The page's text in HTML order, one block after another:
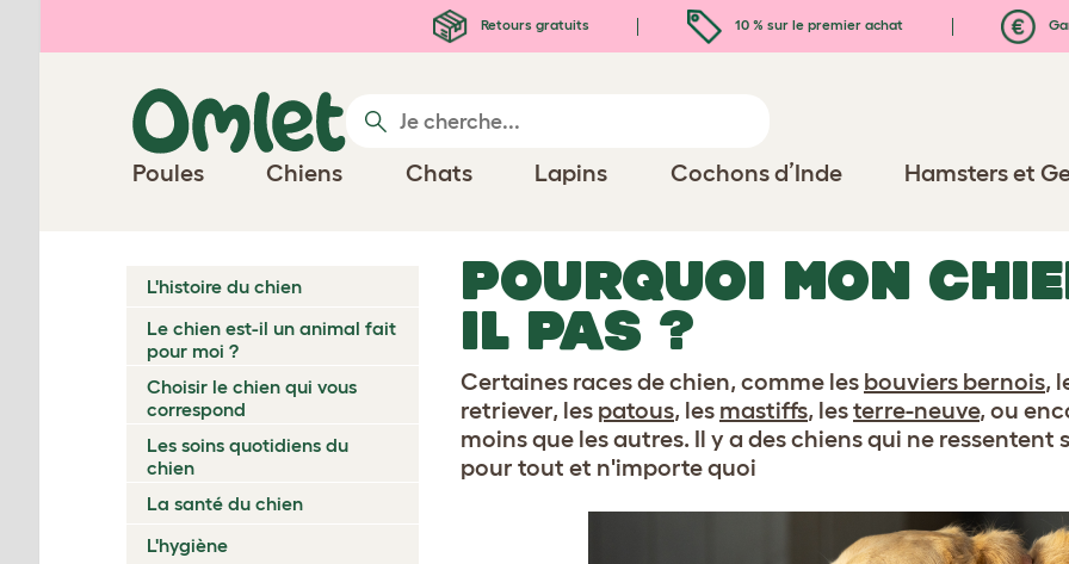
Retours gratuits 10 % sur le premier achat
Poules Chiens Chats Lapins Cochons d’Inde Hamsters et
L'histoire du chien
Le chien est-il un animal fait
pour moi ?
Choisir le chien qui vous
correspond
Les soins quotidiens du
chien
La santé du chien
L'hygiène
POURQUOI MON
IL PAS ?
Certaines races de chien, comme les bouviers bernois,
retriever, les patous, les mastiffs, lesterre-neuve, ou
moins que les autres. Il y a des chiens qui ne
pour tout et n'importe quoi